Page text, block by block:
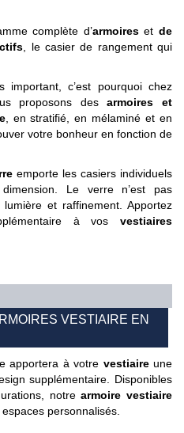
complète d’armoireset de
, le casier de rangement qui
c’est pourquoi chez
proposons desarmoires et
, en stratifié, en mélaminé et en
votre bonheur en fonction de
emporte les casiers individuels
Le verre n’est pas
et raffinement. Apportez
à vos vestiaires
VESTIAIRE EN
apportera à votre vestiaireune
supplémentaire. Disponibles
notrearmoire vestiaire
personnalisés